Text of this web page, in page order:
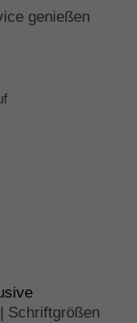
genießen
Schriftgrößen